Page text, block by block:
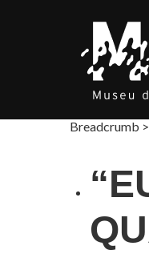
Breadcrumb >